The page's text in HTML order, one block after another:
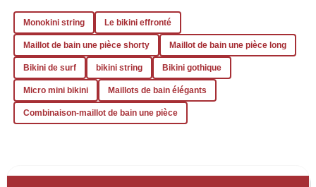
Monokini string Le bikini effronté
Maillot de bain une pièce shorty Maillot de bain une pièce long
Bikini de surf bikini string Bikini gothique
Micro mini bikini Maillots de bain élégants
Combinaison-maillot de bain une pièce